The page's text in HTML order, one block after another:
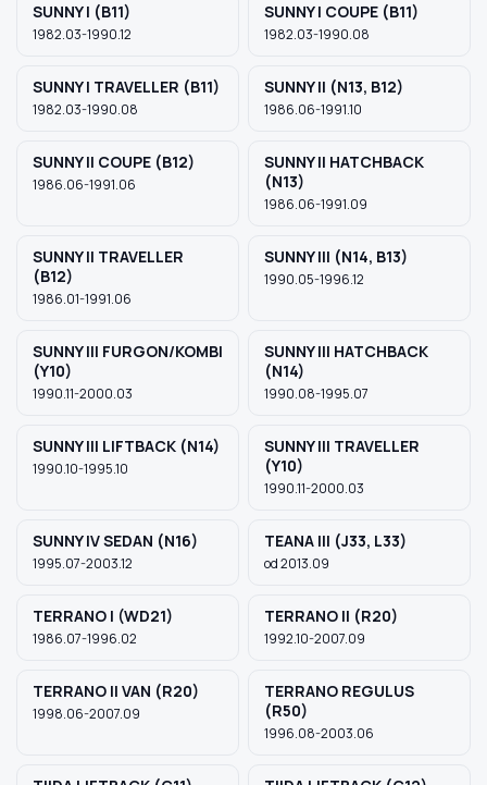
SUNNY I (B11)
1982.03-1990.12
SUNNY I COUPE (B11)
1982.03-1990.08
SUNNY I TRAVELLER (B11)
1982.03-1990.08
SUNNY II (N13, B12)
1986.06-1991.10
SUNNY II COUPE (B12)
1986.06-1991.06
SUNNY II HATCHBACK
(N13)
1986.06-1991.09
SUNNY II TRAVELLER
(B12)
1986.01-1991.06
SUNNY III (N14, B13)
1990.05-1996.12
SUNNY III FURGON/KOMBI
(Y10)
1990.11-2000.03
SUNNY III HATCHBACK
(N14)
1990.08-1995.07
SUNNY III LIFTBACK (N14)
1990.10-1995.10
SUNNY III TRAVELLER
(Y10)
1990.11-2000.03
SUNNY IV SEDAN (N16)
1995.07-2003.12
TEANA III (J33, L33)
od 2013.09
TERRANO I (WD21)
1986.07-1996.02
TERRANO II (R20)
1992.10-2007.09
TERRANO II VAN (R20)
1998.06-2007.09
TERRANO REGULUS
(R50)
1996.08-2003.06